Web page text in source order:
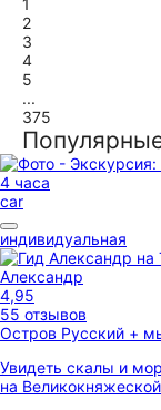
1
2
3
4
5
...
375
4 часа
car
индивидуальная
Александр
4,95
55 отзывов
Остров Русский +
Увидеть скалы и
на